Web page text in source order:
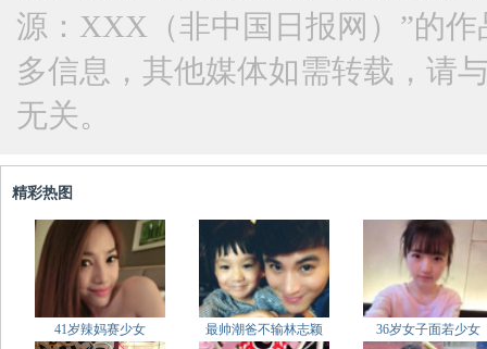
源：XXX（非中国日报网）”的
多信息，其他媒体如需转载，请
无关。
精彩热图
41岁辣妈赛少女 最帅潮爸不输林志颖 36岁女子面若少女